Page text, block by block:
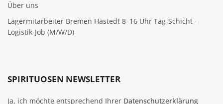
Über uns
Lagermitarbeiter Bremen Hastedt 8–16 Uhr Tag-Schicht -
Logistik-Job (M/W/D)
SPIRITUOSEN NEWSLETTER
Ja, ich möchte entsprechend Ihrer Datenschutzerklärung